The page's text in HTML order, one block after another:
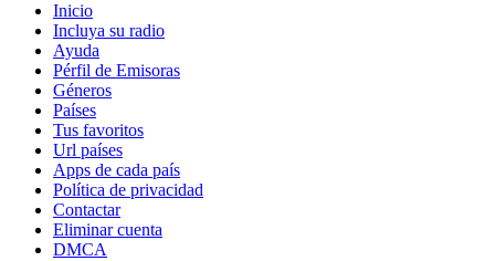
Inicio
Incluya su radio
Ayuda
Pérfil de Emisoras
Géneros
Países
Tus favoritos
Url países
Apps de cada país
Política de privacidad
Contactar
Eliminar cuenta
DMCA